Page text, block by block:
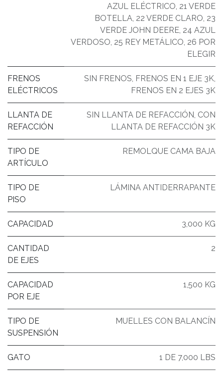
AZUL ELÉCTRICO, 21 VERDE
BOTELLA, 22 VERDE CLARO, 23
VERDE JOHN DEERE, 24 AZUL
VERDOSO, 25 REY METÁLICO, 26 POR
ELEGIR
FRENOS
ELÉCTRICOS
SIN FRENOS, FRENOS EN 1 EJE 3K,
FRENOS EN 2 EJES 3K
LLANTA DE
REFACCIÓN
SIN LLANTA DE REFACCIÓN, CON
LLANTA DE REFACCIÓN 3K
TIPO DE
ARTÍCULO
REMOLQUE CAMA BAJA
TIPO DE
PISO
LÁMINA ANTIDERRAPANTE
CAPACIDAD 3,000 KG
CANTIDAD
DE EJES
2
CAPACIDAD
POR EJE
1,500 KG
TIPO DE
SUSPENSIÓN
MUELLES CON BALANCÍN
GATO 1 DE 7,000 LBS